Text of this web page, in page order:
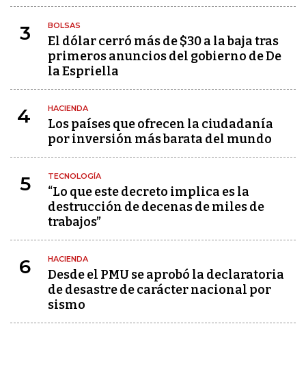
3 BOLSAS
El dólar cerró más de $30 a la baja tras
primeros anuncios del gobierno de De
la Espriella
4 HACIENDA
Los países que ofrecen la ciudadanía
por inversión más barata del mundo
5 TECNOLOGÍA
“Lo que este decreto implica es la
destrucción de decenas de miles de
trabajos”
6 HACIENDA
Desde el PMU se aprobó la declaratoria
de desastre de carácter nacional por
sismo